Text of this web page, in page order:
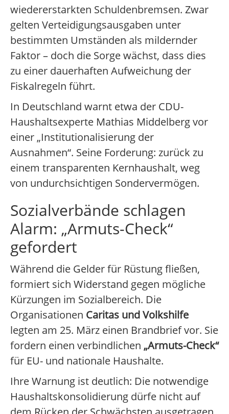
wiedererstarkten Schuldenbremsen. Zwar
gelten Verteidigungsausgaben unter
bestimmten Umständen als mildernder
Faktor – doch die Sorge wächst, dass dies
zu einer dauerhaften Aufweichung der
Fiskalregeln führt.
In Deutschland warnt etwa der CDU-
Haushaltsexperte Mathias Middelberg vor
einer „Institutionalisierung der
Ausnahmen“. Seine Forderung: zurück zu
einem transparenten Kernhaushalt, weg
von undurchsichtigen Sondervermögen.
Sozialverbände schlagen
Alarm: „Armuts-Check“
gefordert
Während die Gelder für Rüstung fließen,
formiert sich Widerstand gegen mögliche
Kürzungen im Sozialbereich. Die
Organisationen Caritas und Volkshilfe
legten am 25. März einen Brandbrief vor. Sie
fordern einen verbindlichen „Armuts-Check“
für EU- und nationale Haushalte.
Ihre Warnung ist deutlich: Die notwendige
Haushaltskonsolidierung dürfe nicht auf